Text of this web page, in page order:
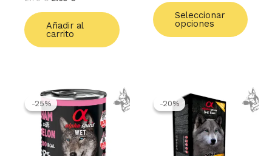
Añadir al
carrito
Seleccionar
opciones
de
-25%
-25%
El
precio
original
era:
2.70 €.
El
precio
actual
es:
2.03 €.
-20%
-20%
de
precios:
desde
15.99 €
hasta
55.95 €
Este
tiene